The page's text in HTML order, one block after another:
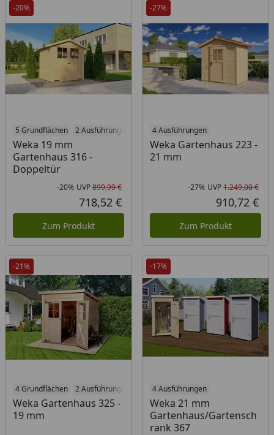
-20%
5 Grundflächen 2 Ausführungen
Weka 19 mm
Gartenhaus 316 -
Doppeltür
Rabatt in Prozent
-20%
Ursprünglicher Preis
UVP899,99 €
Aktueller Preis
718,52 €
Zum Produkt
-27%
4 Ausführungen
Weka Gartenhaus 223 -
21 mm
-27% UVP1.249,00 €
910,72 €
Zum Produkt
-21%
4 Grundflächen 2 Ausführungen
Weka Gartenhaus 325 -
19 mm
-17%
4 Ausführungen
Weka 21 mm
Gartenhaus/Gartensch
rank 367